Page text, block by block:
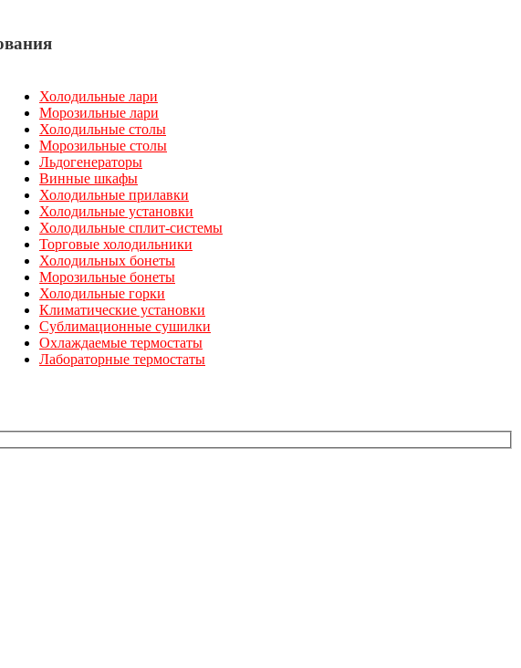
Холодильные лари
Морозильные лари
Холодильные столы
Морозильные столы
Льдогенераторы
Винные шкафы
Холодильные прилавки
Холодильные установки
Холодильные сплит-системы
Торговые холодильники
Холодильных бонеты
Морозильные бонеты
Холодильные горки
Климатические установки
Сублимационные сушилки
Охлаждаемые термостаты
Лабораторные термостаты